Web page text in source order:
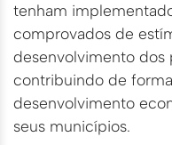
tenham
comprovados de
desenvolvimento dos
contribuindo de
desenvolvimento
seus municípios.